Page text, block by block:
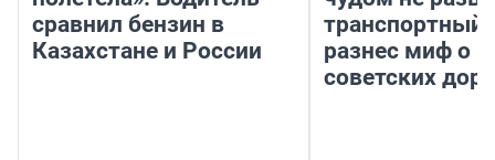
сравнил бензин в
Казахстане и России
транспортный
разнес миф о
советских